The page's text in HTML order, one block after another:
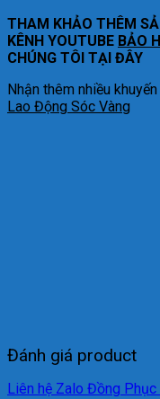
THAM KHẢO THÊM
KÊNH YOUTUBE BẢO
CHÚNG TÔI TẠI ĐÂY
Nhận thêm nhiều
Lao Động Sóc Vàng
Đánh giá product
Liên hệ Zalo Đồng Phục